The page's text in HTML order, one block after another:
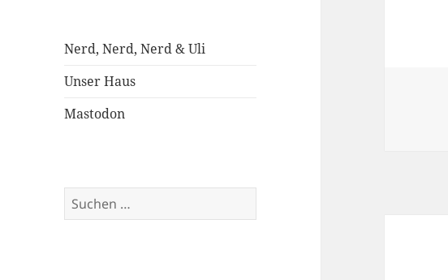
Nerd, Nerd, Nerd & Uli
Unser Haus
Mastodon
Suchen
nach: